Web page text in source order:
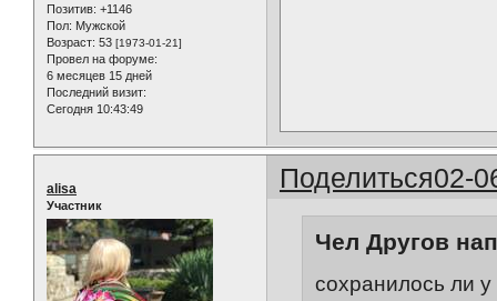
Позитив: +1146
Пол: Мужской
Возраст: 53 [1973-01-21]
Провел на форуме:
6 месяцев 15 дней
Последний визит:
Сегодня 10:43:49
Поделиться02-
alisa
Участник
Чел Другов
сохранилось ли